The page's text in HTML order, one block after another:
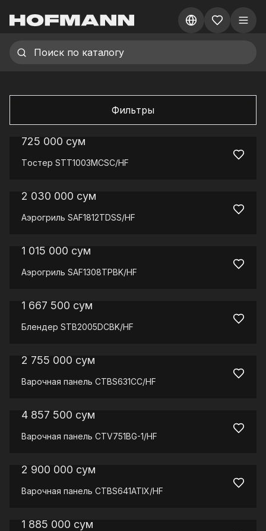
Фильтры
725 000 сум
Tостер STT1003MCSC/HF
2 030 000 сум
Аэрогриль SAF1812TDSS/HF
1 015 000 сум
Аэрогриль SAF1308TPBK/HF
1 667 500 сум
Блендер STB2005DCBK/HF
2 755 000 сум
Варочная панель CTBS631CC/HF
4 857 500 сум
Варочная панель CTV751BG-1/HF
2 900 000 сум
Варочная панель CTBS641ATIX/HF
1 885 000 сум